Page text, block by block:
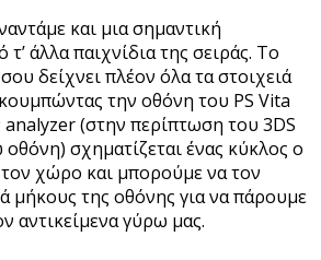
και μια σημαντική
άλλα παιχνίδια της σειράς. Το
δείχνει πλέον όλα τα στοιχειά
την οθόνη του PS Vita
(στην περίπτωση του 3DS
οθόνη) σχηματίζεται ένας κύκλος ο
χώρο και μπορούμε να τον
μήκους της οθόνης για να πάρουμε
αντικείμενα γύρω μας.